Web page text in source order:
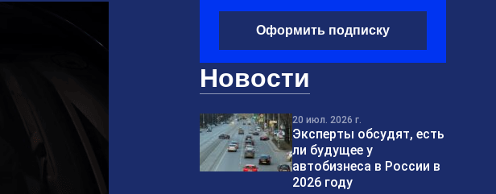
Оформить подписку
Новости
20 июл. 2026 г.
Эксперты обсудят, есть
ли будущее у
автобизнеса в России в
2026 году